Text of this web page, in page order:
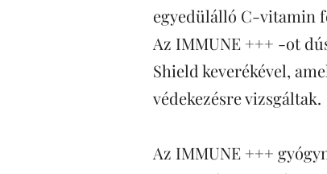
egyedülálló C-vitamin
Az IMMUNE +++ -ot
Shield keverékével,
védekezésre vizsgáltak.
Az IMMUNE +++